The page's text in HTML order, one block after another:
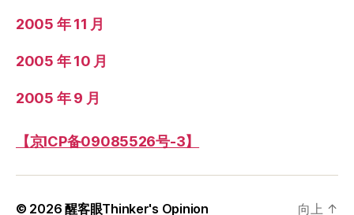
2005 年 11 月
2005 年 10 月
2005 年 9 月
【京ICP备09085526号-3】
© 2026醒客眼Thinker's Opinion 向上 ↑